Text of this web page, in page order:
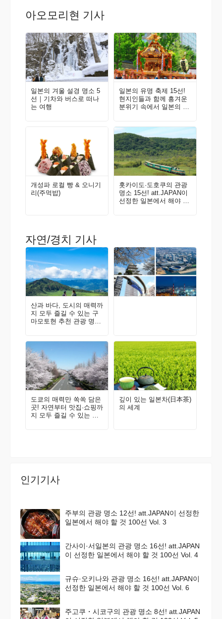
아오모리현 기사
일본의 겨울 설경 명소 5
선｜기차와 버스로 떠나
는 여행
일본의 유명 축제 15선!
현지인들과 함께 흥겨운
분위기 속에서 일본의 전
개성파 로컬 빵 & 오니기
리(주먹밥)
홋카이도·도호쿠의 관광
명소 15선! att.JAPAN이
선정한 일본에서 해야 할
자연/경치 기사
산과 바다, 도시의 매력까
지 모두 즐길 수 있는 구
마모토현 추천 관광 명소
도쿄의 매력만 쏙쏙 담은
곳! 자연부터 맛집·쇼핑까
지 모두 즐길 수 있는 구
깊이 있는 일본차(日本茶)
의 세계
인기기사
주부의 관광 명소 12선! att.JAPAN이 선정한
일본에서 해야 할 것 100선 Vol. 3
간사이·서일본의 관광 명소 16선! att.JAPAN
이 선정한 일본에서 해야 할 것 100선 Vol. 4
규슈·오키나와 관광 명소 16선! att.JAPAN이
선정한 일본에서 해야 할 것 100선 Vol. 6
주고쿠・시코구의 관광 명소 8선! att.JAPAN